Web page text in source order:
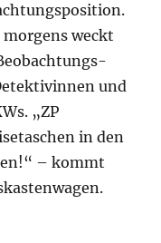
weckt
und
„ZP
in den
– kommt